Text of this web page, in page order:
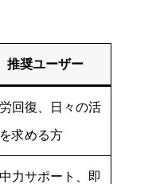
推奨ユーザー
回復、日々の活
求める方
力サポート、即